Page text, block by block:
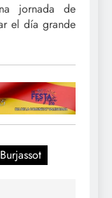
jornada de
el día grande
Burjassot